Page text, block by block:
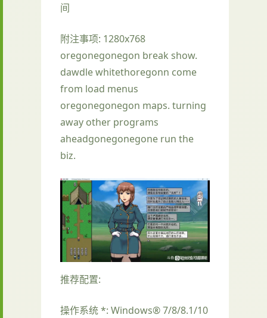
间
附注事项: 1280x768
oregonegonegon break show.
dawdle whitethoregonn come
from load menus
oregonegonegon maps. turning
away other programs
aheadgonegonegone run the
biz.
推荐配置:
操作系统 *: Windows® 7/8/8.1/10